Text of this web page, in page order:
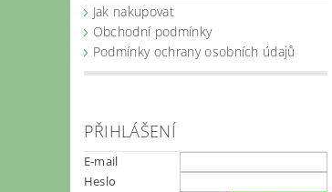
Jak nakupovat
Obchodní podmínky
Podmínky ochrany osobních údajů
PŘIHLÁŠENÍ
E-mail
Heslo